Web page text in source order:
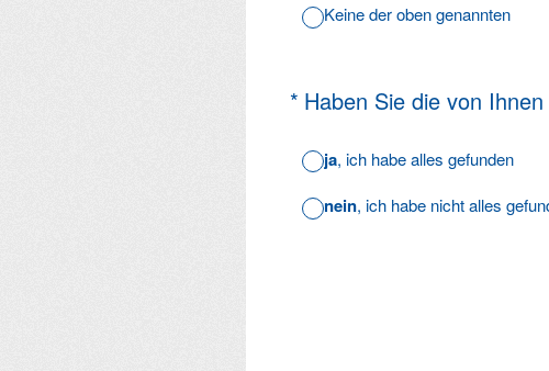
Keine der oben genannten
* Haben Sie die von
(Erforderlich.)
ja, ich habe alles gefunden
nein, ich habe nicht alles